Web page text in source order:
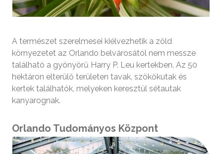
A természet szerelmesei kiélvezhetik a zöld
környezetet az Orlando belvárosától nem messze
található a gyönyörű Harry P. Leu kertekben. Az 50
hektáron elterülő területen tavak, szökőkutak és
kertek találhatók, melyeken keresztül sétautak
kanyarognak.
Orlando Tudományos Központ